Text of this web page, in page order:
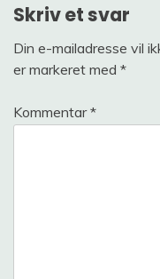
Skriv et svar
Din e-mailadresse vil
er markeret med *
Kommentar*